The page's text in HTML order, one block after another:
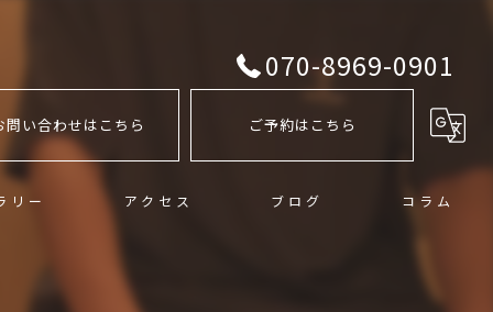
070-8969-0901
問い合わせはこちら ご予約はこちら
リー アクセス ブログ コラム